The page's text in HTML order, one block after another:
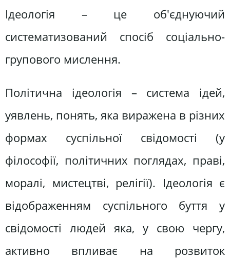
Ідеологія – це об'єднуючий
систематизований спосіб соціально-
групового мислення.
Політична ідеологія – система ідей,
уявлень, понять, яка виражена в різних
формах суспільної свідомості (у
філософії, політичних поглядах, праві,
моралі, мистецтві, релігії). Ідеологія є
відображенням суспільного буття у
свідомості людей яка, у свою чергу,
активно впливає на розвиток